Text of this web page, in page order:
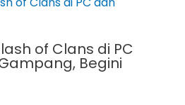
of Clans di PC
Begini